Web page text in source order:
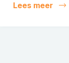
Lees meer